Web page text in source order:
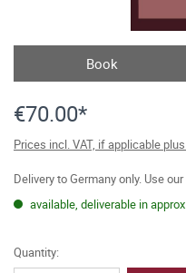
Book
€70.00*
Prices incl. VAT, if applicable
Delivery to Germany only. Use our
available, deliverable in
Quantity: